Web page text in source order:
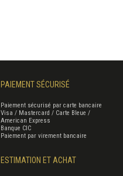
PAIEMENT SÉCURISÉ
Paiement sécurisé par carte bancaire
Visa / Mastercard / Carte Bleue /
American Express
Banque CIC
Paiement par virement bancaire
ESTIMATION ET ACHAT